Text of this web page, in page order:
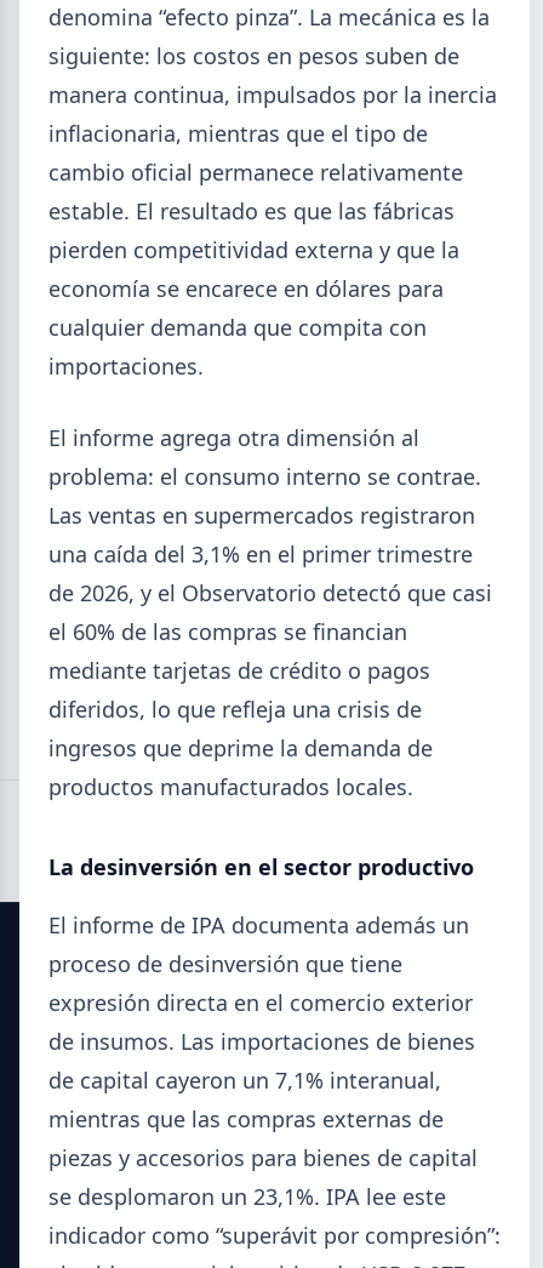
SUSCRIPCIÓN A SIDERDATO
Recibí el reporte semanal más actualizado de novedades
metalúrgicas directo a tu mail o celular.
SIDERDATO
El portal líder en información para la industria siderúrgica
y el mercado del acero en Argentina.
Secciones
Noticias del Sector
Datos Técnicos
Guía Metalúrgica
denomina “efecto pinza”. La mecánica es la
siguiente: los costos en pesos suben de
manera continua, impulsados por la inercia
inflacionaria, mientras que el tipo de
cambio oficial permanece relativamente
estable. El resultado es que las fábricas
pierden competitividad externa y que la
economía se encarece en dólares para
cualquier demanda que compita con
importaciones.
El informe agrega otra dimensión al
problema: el consumo interno se contrae.
Las ventas en supermercados registraron
una caída del 3,1% en el primer trimestre
de 2026, y el Observatorio detectó que casi
el 60% de las compras se financian
mediante tarjetas de crédito o pagos
diferidos, lo que refleja una crisis de
ingresos que deprime la demanda de
productos manufacturados locales.
La desinversión en el sector productivo
El informe de IPA documenta además un
proceso de desinversión que tiene
expresión directa en el comercio exterior
de insumos. Las importaciones de bienes
de capital cayeron un 7,1% interanual,
mientras que las compras externas de
piezas y accesorios para bienes de capital
se desplomaron un 23,1%. IPA lee este
indicador como “superávit por compresión”: